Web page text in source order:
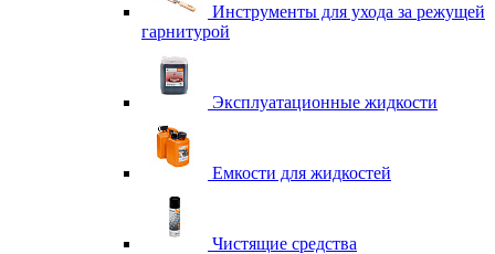
Инструменты для ухода за режущей
гарнитурой
Эксплуатационные жидкости
Емкости для жидкостей
Чистящие средства